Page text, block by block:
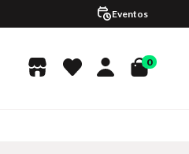
Eventos
0